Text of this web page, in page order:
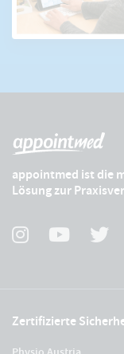
appointmed ist die
Lösung zur
Zertifizierte